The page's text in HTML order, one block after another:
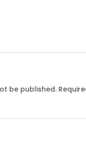
be published.